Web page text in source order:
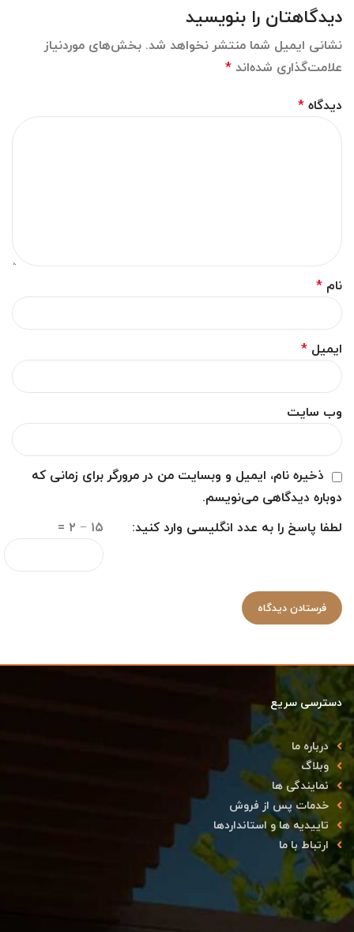
دیدگاهتان را بنویسید
نشانی ایمیل شما منتشر نخواهد شد. بخش‌های موردنیاز
علامت‌گذاری شده‌اند *
دیدگاه*
نام *
ایمیل *
وب‌ سایت
ذخیره نام، ایمیل و وبسایت من در مرورگر برای زمانی که
دوباره دیدگاهی می‌نویسم.
لطفا پاسخ را به عدد انگلیسی وارد کنید:
۱۵ − ۲ =
دسترسی سریع
درباره ما
وبلاگ
نمایندگی ها
خدمات پس از فروش
تاییدیه ها و استانداردها
ارتباط با ما